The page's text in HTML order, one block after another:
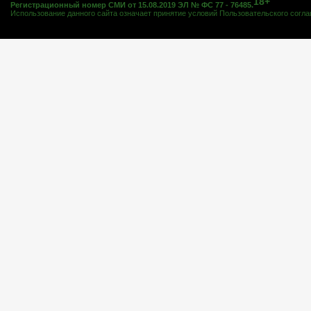
Регистрационный номер СМИ от 15.08.2019 ЭЛ № ФС 77 - 76485.
Использование данного сайта означает принятие условий Пользовательского